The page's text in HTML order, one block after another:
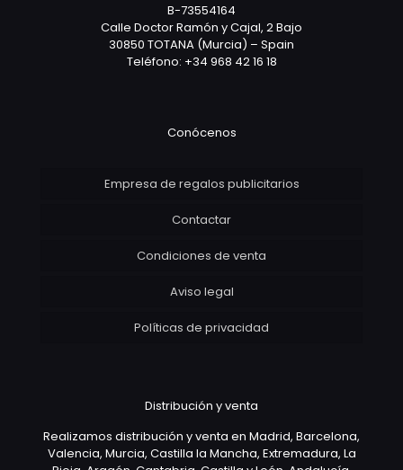
B-73554164
Calle Doctor Ramón y Cajal, 2 Bajo
30850 TOTANA (Murcia) – Spain
Teléfono: +34 968 42 16 18
Conócenos
Empresa de regalos publicitarios
Contactar
Condiciones de venta
Aviso legal
Políticas de privacidad
Distribución y venta
Realizamos distribución y venta en Madrid, Barcelona,
Valencia, Murcia, Castilla la Mancha, Extremadura, La